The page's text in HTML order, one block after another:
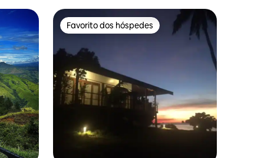
Favorito dos hóspedes
Favorito dos hóspedes